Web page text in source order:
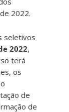
2022.
seletivos
2022,
terá
os
de
de